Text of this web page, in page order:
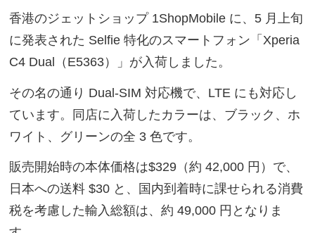
香港のジェットショップ 1ShopMobile に、5 月上旬
に発表された Selfie 特化のスマートフォン「Xperia
C4 Dual（E5363）」が入荷しました。
その名の通り Dual-SIM 対応機で、LTE にも対応し
ています。同店に入荷したカラーは、ブラック、ホ
ワイト、グリーンの全 3 色です。
販売開始時の本体価格は$329（約 42,000 円）で、
日本への送料 $30 と、国内到着時に課せられる消費
税を考慮した輸入総額は、約 49,000 円となりま